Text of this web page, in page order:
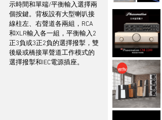
示時間和單端/平衡輸入選擇兩
個按鍵。背板設有大型喇叭接
線柱左、右聲道各兩組，RCA
和XLR輸入各一組，平衡輸入2
正3負或3正2負的選擇撥掣，雙
後級或橋接單聲道工作模式的
選擇撥掣和IEC電源插座。